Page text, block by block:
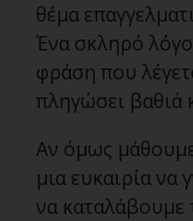
θέμα
Ένα σκληρό
φράση που
πληγώσει βαθιά
Αν όμως
μια ευκαιρία
να καταλάβουμε